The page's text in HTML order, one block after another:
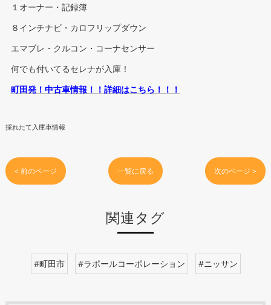
１オーナー・記録簿
８インチナビ・カロフリップダウン
エマブレ・クルコン・コーナセンサー
何でも付いてるセレナが入庫！
町田発！中古車情報！！詳細はこちら！！！
採れたて入庫車情報
< 前のページ 一覧に戻る 次のページ >
関連タグ
#町田市 #ラポールコーポレーション #ニッサン